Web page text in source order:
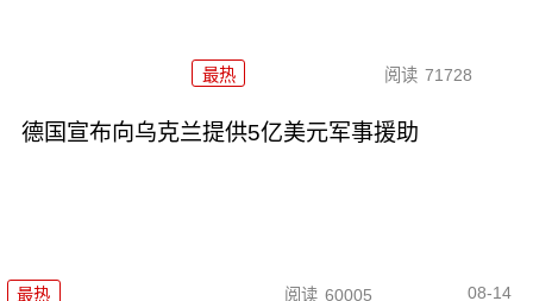
最热 阅读 71728
德国宣布向乌克兰提供5亿美元军事援助
最热 阅读 60005 08-14